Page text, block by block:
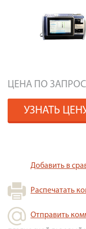
ЦЕНА ПО
УЗНАТЬ
Добавить в
Распечатать
Отправить